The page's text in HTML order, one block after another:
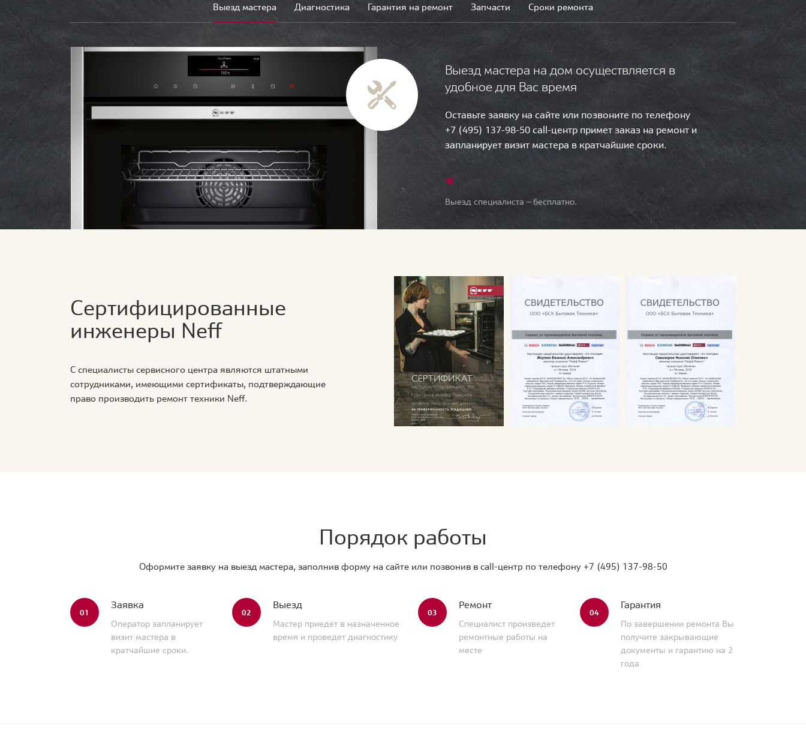
Выезд мастера Диагностика Гарантия на ремонт Запчасти Сроки ремонта
Выезд мастера на дом осуществляется в
удобное для Вас время
Оставьте заявку на сайте или позвоните по телефону
+7 (495) 137-98-50 call-центр примет заказ на ремонт и
запланирует визит мастера в кратчайшие сроки.
Выезд специалиста — бесплатно.
Сертифицированные
инженеры Neff
С специалисты сервисного центра являются штатными
сотрудниками, имеющими сертификаты, подтверждающие
право производить ремонт техники Neff.
Порядок работы
Оформите заявку на выезд мастера, заполнив форму на сайте или позвонив в call-центр по телефону +7 (495) 137-98-50
01
Заявка
Оператор запланирует
визит мастера в
кратчайшие сроки.
02
Выезд
Мастер приедет в назначенное
время и проведет диагностику
03
Ремонт
Специалист произведет
ремонтные работы на
месте
04
Гарантия
По завершении ремонта Вы
получите закрывающие
документы и гарантию на 2
года